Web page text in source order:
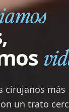
cirujanos más
un trato